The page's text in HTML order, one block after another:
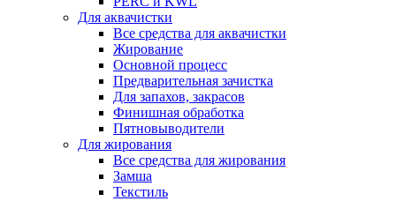
Для аквачистки
Все средства для аквачистки
Жирование
Основной процесс
Предварительная зачистка
Для запахов, закрасов
Финишная обработка
Пятновыводители
Для жирования
Все средства для жирования
Замша
Текстиль